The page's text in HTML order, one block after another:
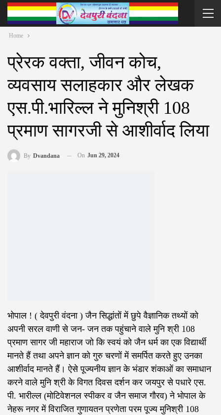
Home
प्रेरक वक्ता, जीवन कोच,
व्यवसाय सलाहकार और लेखक
एस.पी.भारिल्ल ने मुनिश्री 108
प्रमाण सागरजी से आशीर्वाद लिया
By Dvandana On Jun 29, 2024
भोपाल ! ( देवपुरी वंदना ) जैन सिद्धांतों में छुपे वैज्ञानिक तथ्यों को
अपनी सरल वाणी से जन- जन तक पहुंचाने वाले मुनि श्री 108
प्रमाण सागर जी महाराज जो कि स्वयं को जैन धर्म का एक विद्यार्थी
मानते हैं तथा अपने ज्ञान को गुरु चरणों में समर्पित करते हुए उनका
आशीर्वाद मानते हैं। ऐसे पूज्यनीय ज्ञान के भंडार शंकाओं का समाधान
करने वाले मुनि श्री के विगत दिवस दर्शन कर जयपुर से पधारे एस.
पी. भारील्ल (मोटिवेशनल स्पीकर व जैन समाज गौरव) ने भोपाल के
नेहरू नगर में विराजित गुणायतन प्रणेता परम पूज्य मुनिश्री 108